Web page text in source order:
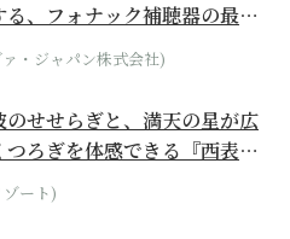
る、フォナック補聴器の最上
・ジャパン株式会社)
のせせらぎと、満天の星が広
つろぎを体感できる『西表島
ート)